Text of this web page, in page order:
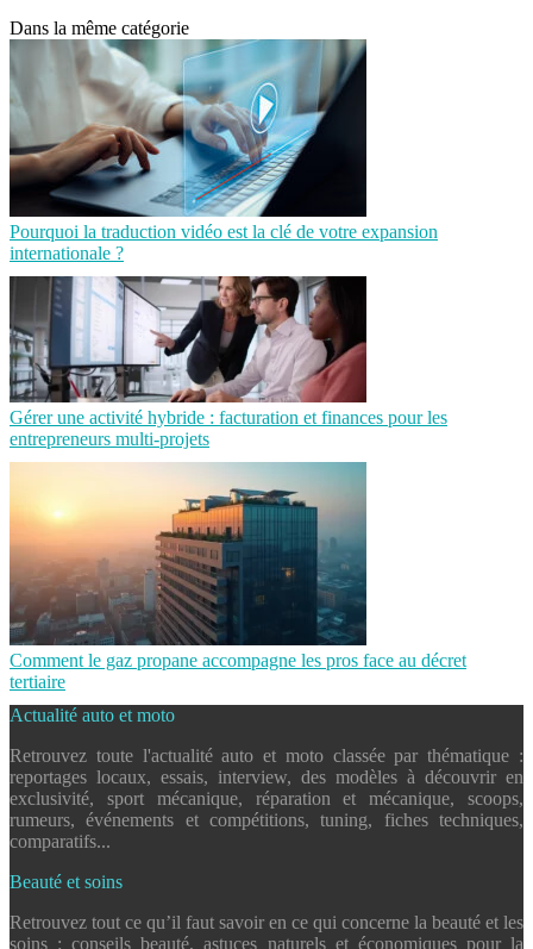
Dans la même catégorie
Pourquoi la traduction vidéo est la clé de votre expansion
internationale ?
Gérer une activité hybride : facturation et finances pour les
entrepreneurs multi-projets
Comment le gaz propane accompagne les pros face au décret
tertiaire
Actualité auto et moto
Retrouvez toute l'actualité auto et moto classée par thématique :
reportages locaux, essais, interview, des modèles à découvrir en
exclusivité, sport mécanique, réparation et mécanique, scoops,
rumeurs, événements et compétitions, tuning, fiches techniques,
comparatifs...
Beauté et soins
Retrouvez tout ce qu’il faut savoir en ce qui concerne la beauté et les
soins : conseils beauté, astuces naturels et économiques pour la